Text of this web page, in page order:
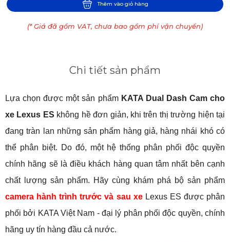
Thêm vào giỏ hàng
(* Giá đã gồm VAT, chưa bao gồm phí vận chuyển)
Chi tiết sản phẩm
Lựa chọn được một sản phẩm KATA Dual Dash Cam cho
xe Lexus ES không hề đơn giản, khi trên thị trường hiện tại
đang tràn lan những sản phẩm hàng giả, hàng nhái khó có
thể phân biệt. Do đó, một hệ thống phân phối độc quyền
chính hãng sẽ là điều khách hàng quan tâm nhất bên cạnh
camera hành trình trước và sau xe Lexus ES được phân
phối bởi KATA Việt Nam - đại lý phân phối độc quyền, chính
hãng uy tín hàng đầu cả nước.